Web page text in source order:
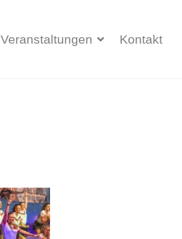
Veranstaltungen Kontakt